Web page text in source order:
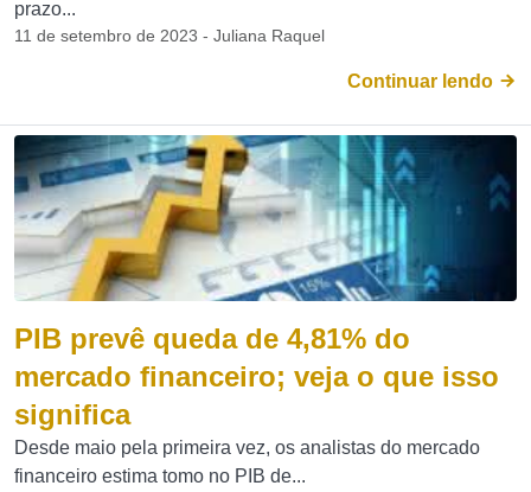
prazo...
11 de setembro de 2023 - Juliana Raquel
Continuar lendo
PIB prevê queda de 4,81% do
mercado financeiro; veja o que isso
significa
Desde maio pela primeira vez, os analistas do mercado
financeiro estima tomo no PIB de...